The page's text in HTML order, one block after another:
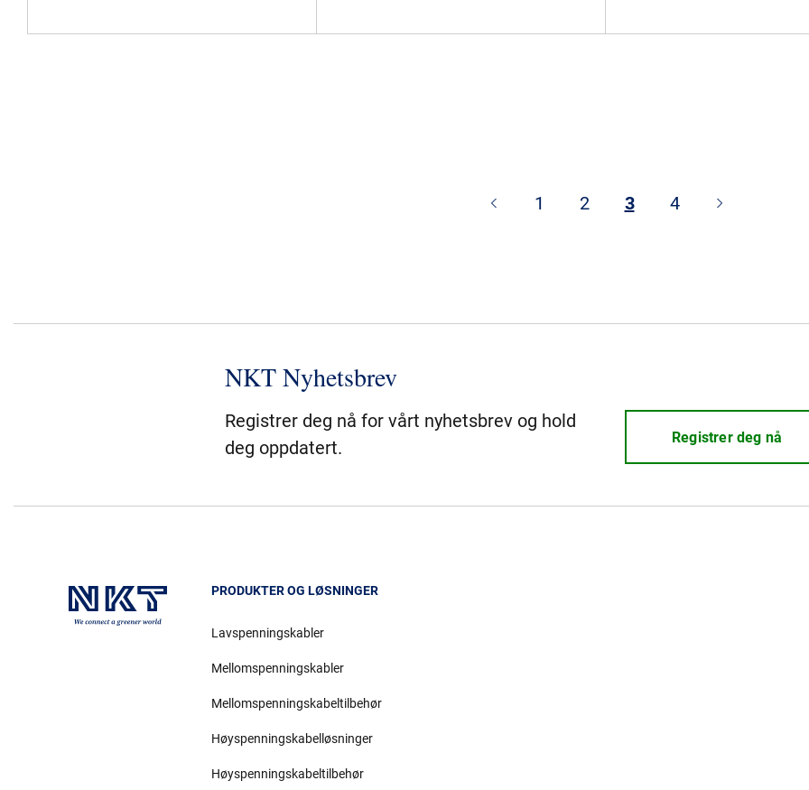
1 2 3 4
NKT Nyhetsbrev
Registrer deg nå for vårt nyhetsbrev og hold
deg oppdatert.
Registrer deg nå
PRODUKTER OG LØSNINGER
Lavspenningskabler
Mellomspenningskabler
Mellomspenningskabeltilbehør
Høyspenningskabelløsninger
Høyspenningskabeltilbehør